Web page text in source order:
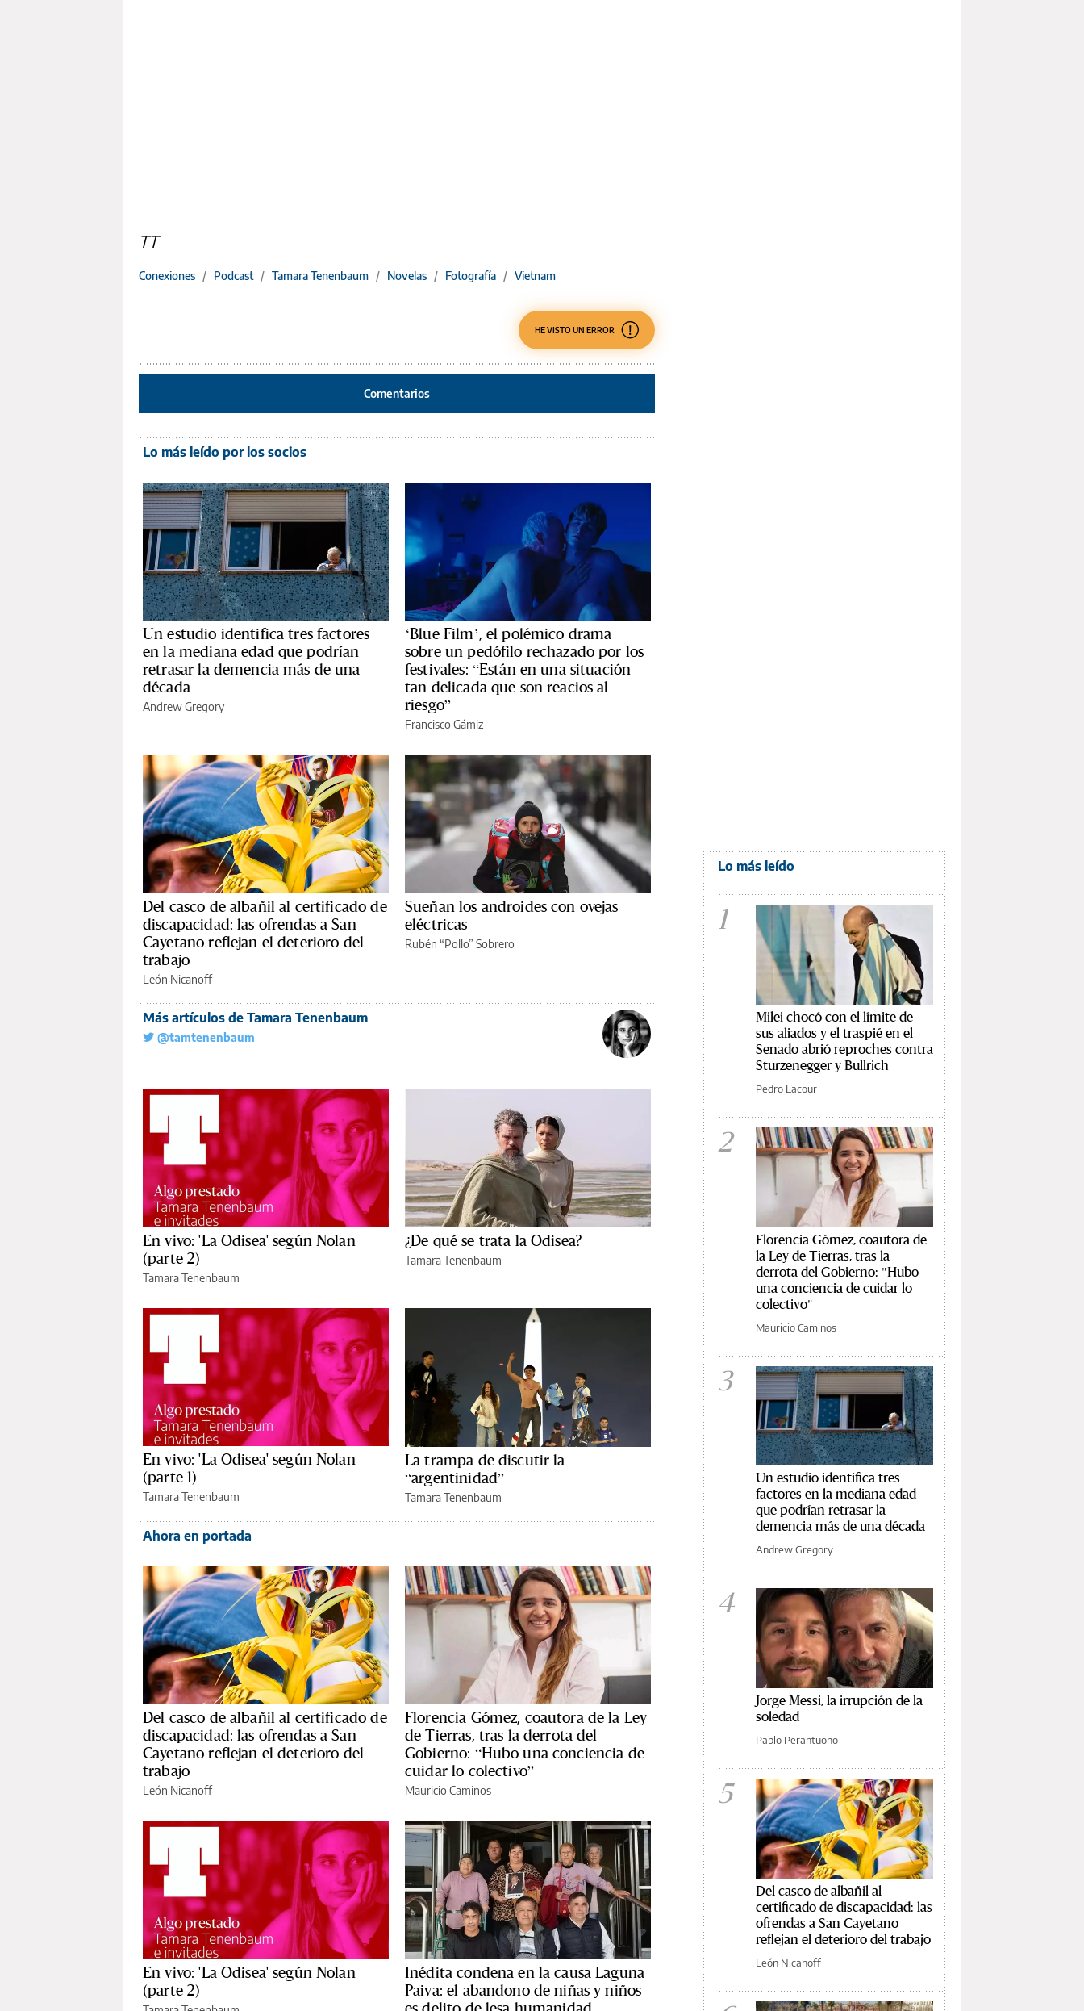
TT
Conexiones / Podcast / Tamara Tenenbaum / Novelas / Fotografía / Vietnam
HE VISTO UN ERROR
Comentarios
Lo más leído por los socios
Un estudio identifica tres factores
en la mediana edad que podrían
retrasar la demencia más de una
década
Andrew Gregory
‘Blue Film’, el polémico drama
sobre un pedófilo rechazado por los
festivales: “Están en una situación
tan delicada que son reacios al
riesgo”
Francisco Gámiz
Del casco de albañil al certificado de
discapacidad: las ofrendas a San
Cayetano reflejan el deterioro del
trabajo
León Nicanoff
Sueñan los androides con ovejas
eléctricas
Rubén “Pollo” Sobrero
Más artículos de Tamara Tenenbaum
@tamtenenbaum
En vivo: 'La Odisea' según Nolan
(parte 2)
Tamara Tenenbaum
¿De qué se trata la Odisea?
Tamara Tenenbaum
En vivo: 'La Odisea' según Nolan
(parte 1)
Tamara Tenenbaum
La trampa de discutir la
“argentinidad”
Tamara Tenenbaum
Ahora en portada
Del casco de albañil al certificado de
discapacidad: las ofrendas a San
Cayetano reflejan el deterioro del
trabajo
León Nicanoff
Florencia Gómez, coautora de la Ley
de Tierras, tras la derrota del
Gobierno: “Hubo una conciencia de
cuidar lo colectivo”
Mauricio Caminos
En vivo: 'La Odisea' según Nolan
(parte 2)
Inédita condena en la causa Laguna
Paiva: el abandono de niñas y niños
Lo más leído
1
Milei chocó con el límite de
sus aliados y el traspié en el
Senado abrió reproches contra
Sturzenegger y Bullrich
Pedro Lacour
2
Florencia Gómez, coautora de
la Ley de Tierras, tras la
derrota del Gobierno: "Hubo
una conciencia de cuidar lo
colectivo"
Mauricio Caminos
3
Un estudio identifica tres
factores en la mediana edad
que podrían retrasar la
demencia más de una década
Andrew Gregory
4
Jorge Messi, la irrupción de la
soledad
Pablo Perantuono
5
Del casco de albañil al
certificado de discapacidad: las
ofrendas a San Cayetano
reflejan el deterioro del trabajo
León Nicanoff